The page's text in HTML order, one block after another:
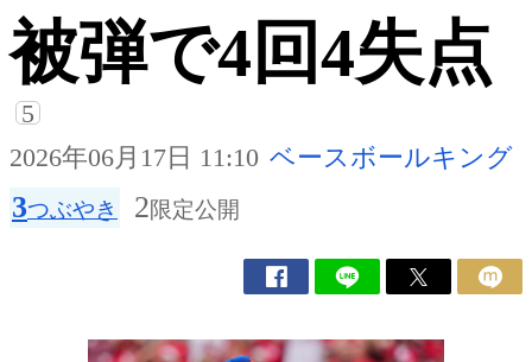
被弾で4回4失点
5
2026年06月17日 11:10 ベースボールキング
3つぶやき 2限定公開